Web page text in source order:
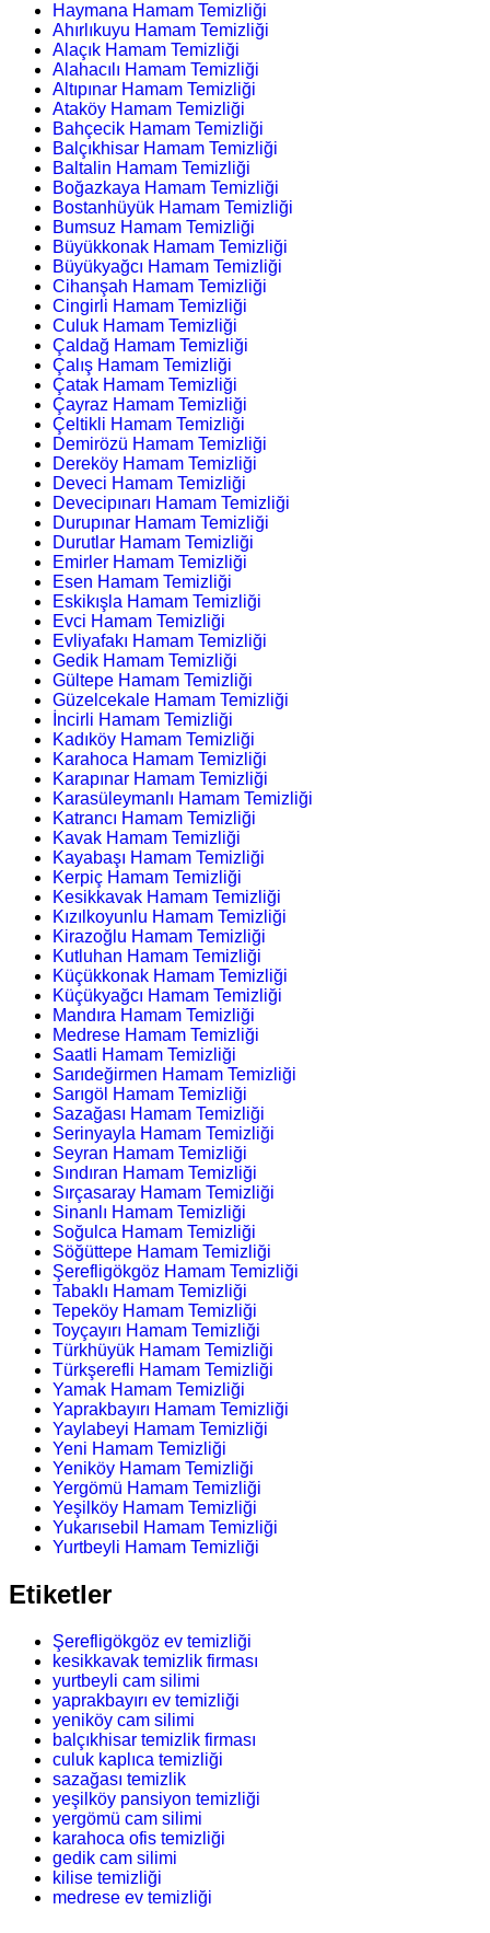
Haymana Hamam Temizliği
Ahırlıkuyu Hamam Temizliği
Alaçık Hamam Temizliği
Alahacılı Hamam Temizliği
Altıpınar Hamam Temizliği
Ataköy Hamam Temizliği
Bahçecik Hamam Temizliği
Balçıkhisar Hamam Temizliği
Baltalin Hamam Temizliği
Boğazkaya Hamam Temizliği
Bostanhüyük Hamam Temizliği
Bumsuz Hamam Temizliği
Büyükkonak Hamam Temizliği
Büyükyağcı Hamam Temizliği
Cihanşah Hamam Temizliği
Cingirli Hamam Temizliği
Culuk Hamam Temizliği
Çaldağ Hamam Temizliği
Çalış Hamam Temizliği
Çatak Hamam Temizliği
Çayraz Hamam Temizliği
Çeltikli Hamam Temizliği
Demirözü Hamam Temizliği
Dereköy Hamam Temizliği
Deveci Hamam Temizliği
Devecipınarı Hamam Temizliği
Durupınar Hamam Temizliği
Durutlar Hamam Temizliği
Emirler Hamam Temizliği
Esen Hamam Temizliği
Eskikışla Hamam Temizliği
Evci Hamam Temizliği
Evliyafakı Hamam Temizliği
Gedik Hamam Temizliği
Gültepe Hamam Temizliği
Güzelcekale Hamam Temizliği
İncirli Hamam Temizliği
Kadıköy Hamam Temizliği
Karahoca Hamam Temizliği
Karapınar Hamam Temizliği
Karasüleymanlı Hamam Temizliği
Katrancı Hamam Temizliği
Kavak Hamam Temizliği
Kayabaşı Hamam Temizliği
Kerpiç Hamam Temizliği
Kesikkavak Hamam Temizliği
Kızılkoyunlu Hamam Temizliği
Kirazoğlu Hamam Temizliği
Kutluhan Hamam Temizliği
Küçükkonak Hamam Temizliği
Küçükyağcı Hamam Temizliği
Mandıra Hamam Temizliği
Medrese Hamam Temizliği
Saatli Hamam Temizliği
Sarıdeğirmen Hamam Temizliği
Sarıgöl Hamam Temizliği
Sazağası Hamam Temizliği
Serinyayla Hamam Temizliği
Seyran Hamam Temizliği
Sındıran Hamam Temizliği
Sırçasaray Hamam Temizliği
Sinanlı Hamam Temizliği
Soğulca Hamam Temizliği
Söğüttepe Hamam Temizliği
Şerefligökgöz Hamam Temizliği
Tabaklı Hamam Temizliği
Tepeköy Hamam Temizliği
Toyçayırı Hamam Temizliği
Türkhüyük Hamam Temizliği
Türkşerefli Hamam Temizliği
Yamak Hamam Temizliği
Yaprakbayırı Hamam Temizliği
Yaylabeyi Hamam Temizliği
Yeni Hamam Temizliği
Yeniköy Hamam Temizliği
Yergömü Hamam Temizliği
Yeşilköy Hamam Temizliği
Yukarısebil Hamam Temizliği
Yurtbeyli Hamam Temizliği
Etiketler
Şerefligökgöz ev temizliği
kesikkavak temizlik firması
yurtbeyli cam silimi
yaprakbayırı ev temizliği
yeniköy cam silimi
balçıkhisar temizlik firması
culuk kaplıca temizliği
sazağası temizlik
yeşilköy pansiyon temizliği
yergömü cam silimi
karahoca ofis temizliği
gedik cam silimi
kilise temizliği
medrese ev temizliği